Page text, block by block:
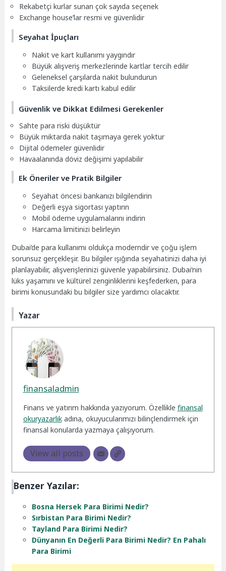
Rekabetçi kurlar sunan çok sayıda seçenek
Exchange house’lar resmi ve güvenlidir
Seyahat İpuçları
Nakit ve kart kullanımı yaygındır
Büyük alışveriş merkezlerinde kartlar tercih edilir
Geleneksel çarşılarda nakit bulundurun
Taksilerde kredi kartı kabul edilir
Güvenlik ve Dikkat Edilmesi Gerekenler
Sahte para riski düşüktür
Büyük miktarda nakit taşımaya gerek yoktur
Dijital ödemeler güvenlidir
Havaalanında döviz değişimi yapılabilir
Ek Öneriler ve Pratik Bilgiler
Seyahat öncesi bankanızı bilgilendirin
Değerli eşya sigortası yaptırın
Mobil ödeme uygulamalarını indirin
Harcama limitinizi belirleyin
Dubai’de para kullanımı oldukça moderndir ve çoğu işlem
sorunsuz gerçekleşir. Bu bilgiler ışığında seyahatinizi daha iyi
planlayabilir, alışverişlerinizi güvenle yapabilirsiniz. Dubai’nin
lüks yaşamını ve kültürel zenginliklerini keşfederken, para
birimi konusundaki bu bilgiler size yardımcı olacaktır.
Yazar
finansaladmin
Finans ve yatırım hakkında yazıyorum. Özellikle finansal
okuryazarlıkadına, okuyucularımızı bilinçlendirmek için
finansal konularda yazmaya çalışıyorum.
View all posts
Benzer Yazılar:
Bosna Hersek Para Birimi Nedir?
Sırbistan Para Birimi Nedir?
Tayland Para Birimi Nedir?
Dünyanın En Değerli Para Birimi Nedir? En Pahalı
Para Birimi